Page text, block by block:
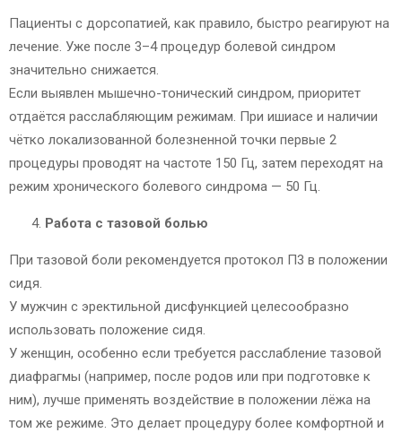
Пациенты с дорсопатией, как правило, быстро реагируют на
лечение. Уже после 3–4 процедур болевой синдром
значительно снижается.
Если выявлен мышечно-тонический синдром, приоритет
отдаётся расслабляющим режимам. При ишиасе и наличии
чётко локализованной болезненной точки первые 2
процедуры проводят на частоте 150 Гц, затем переходят на
режим хронического болевого синдрома — 50 Гц.
Работа с тазовой болью
При тазовой боли рекомендуется протокол П3 в положении
сидя.
У мужчин с эректильной дисфункцией целесообразно
использовать положение сидя.
У женщин, особенно если требуется расслабление тазовой
диафрагмы (например, после родов или при подготовке к
ним), лучше применять воздействие в положении лёжа на
том же режиме. Это делает процедуру более комфортной и